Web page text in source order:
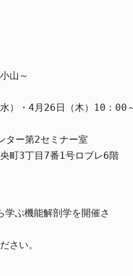
山～
）・4月26日（木）10：00
ター第2セミナー室
町3丁目7番1号ロブレ6階
ぶ機能解剖学を開催さ
さい。